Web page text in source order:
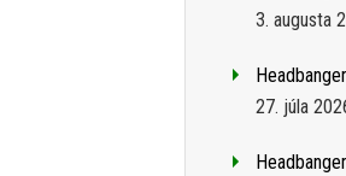
3. augusta
27. júla